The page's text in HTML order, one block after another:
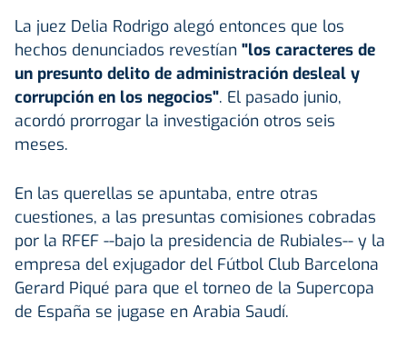
La juez Delia Rodrigo alegó entonces que los
hechos denunciados revestían "los caracteres de
un presunto delito de administración desleal y
corrupción en los negocios". El pasado junio,
acordó prorrogar la investigación otros seis
meses.
En las querellas se apuntaba, entre otras
cuestiones, a las presuntas comisiones cobradas
por la RFEF --bajo la presidencia de Rubiales-- y la
empresa del exjugador del Fútbol Club Barcelona
Gerard Piqué para que el torneo de la Supercopa
de España se jugase en Arabia Saudí.